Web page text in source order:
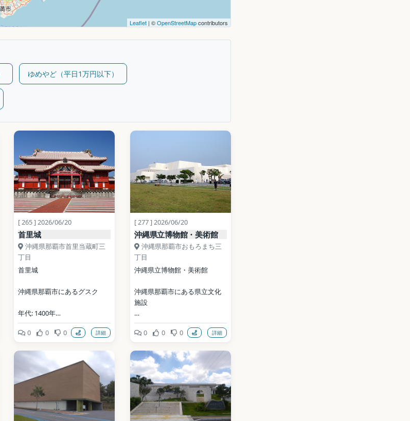
Leaflet | ©OpenStreetMapcontributors
ゆめやど（平日1万円以下）
[ 265 ] 2026/06/20
首里城
沖縄県那覇市首里当蔵町三
丁目
首里城
沖縄県那覇市にあるグスク
年代: 1400年
公式サイト: https://oki-
park.jp/shurijo/tc/
写真: 663highland / CC BY
2.5（Wikimedia Commons）
地点データ: Wikidata (CC0)
0 0 0 詳細
[ 277 ] 2026/06/20
沖縄県立博物館・美術館
沖縄県那覇市おもろまち三
丁目
沖縄県立博物館・美術館
沖縄県那覇市にある県立文化
施設
年代: 1975年
公式サイト: https://okimu.jp/
写真: 663highland / CC BY
2.5（Wikimedia Commons）
地点データ: Wikidata (CC0)
0 0 0 詳細